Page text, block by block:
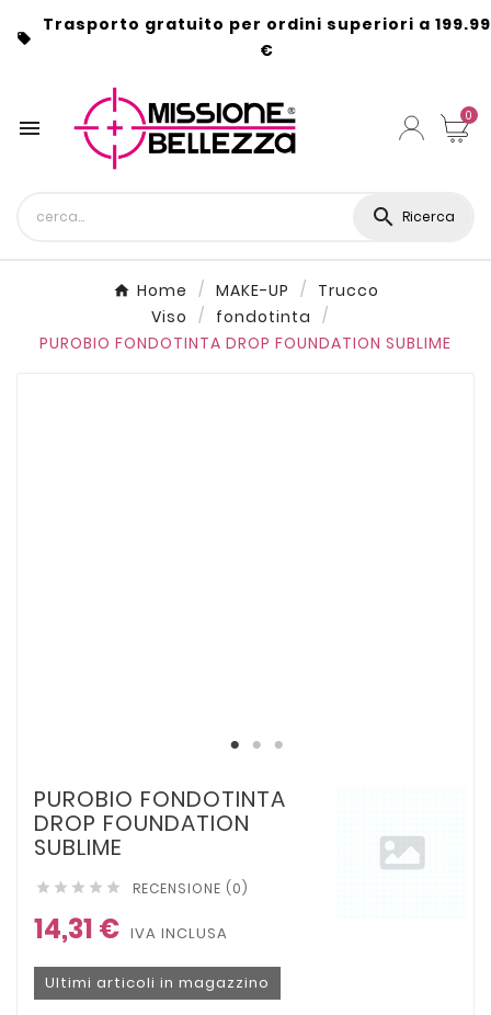

Trasporto gratuito per ordini superiori a 199.99
€
 0
 Ricerca
Home MAKE-UP
Trucco
Viso
fondotinta
PUROBIO FONDOTINTA DROP FOUNDATION SUBLIME
PUROBIO FONDOTINTA
DROP FOUNDATION
SUBLIME
     RECENSIONE (0)
14,31 € IVA INCLUSA
Ultimi articoli in magazzino